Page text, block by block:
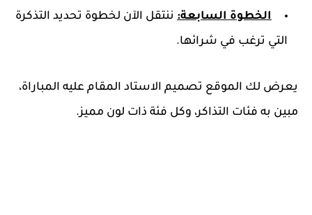
الخطوة السابعة: ننتقل الآن لخطوة تحديد التذكرة
التي ترغب في شرائها.
يعرض لك الموقع تصميم الاستاد المقام عليه المباراة،
مبين به فئات التذاكر، وكل فئة ذات لون مميز.